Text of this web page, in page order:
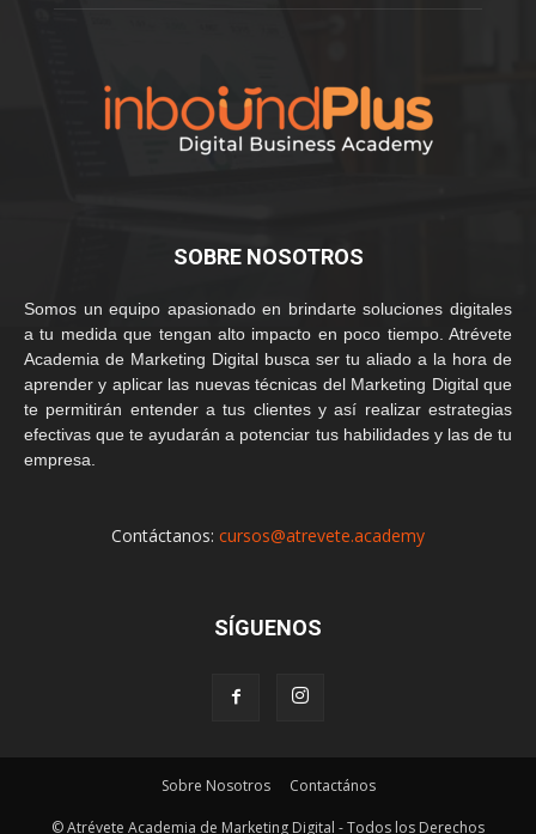
SOBRE NOSOTROS
Somos un equipo apasionado en brindarte soluciones digitales
a tu medida que tengan alto impacto en poco tiempo. Atrévete
Academia de Marketing Digital busca ser tu aliado a la hora de
aprender y aplicar las nuevas técnicas del Marketing Digital que
te permitirán entender a tus clientes y así realizar estrategias
efectivas que te ayudarán a potenciar tus habilidades y las de tu
empresa.
Contáctanos: cursos@atrevete.academy
SÍGUENOS
Sobre Nosotros Contactános
© Atrévete Academia de Marketing Digital - Todos los Derechos